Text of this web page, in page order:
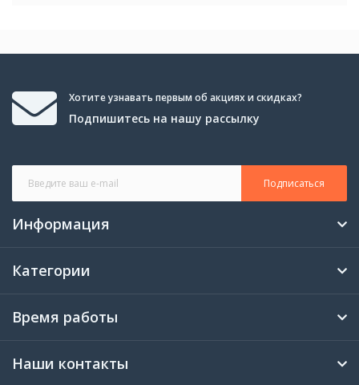
Хотите узнавать первым об акциях и скидках?
Подпишитесь на нашу рассылку
Подписаться
Информация
Категории
Время работы
Наши контакты